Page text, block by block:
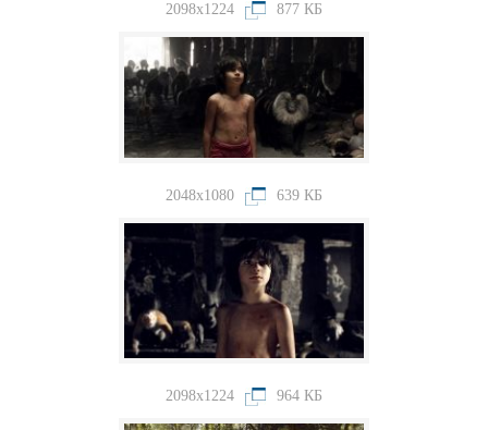
2098x1224 877 КБ
2048x1080 639 КБ
2098x1224 964 КБ